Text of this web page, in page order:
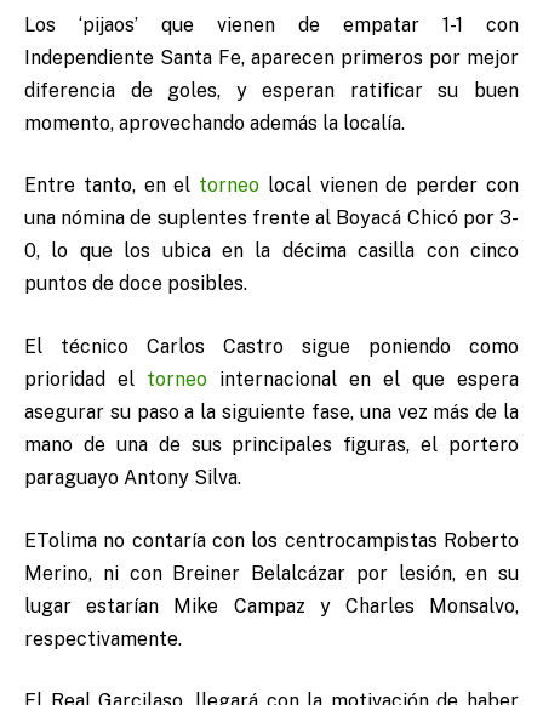
Los ‘pijaos’ que vienen de empatar 1-1 con
Independiente Santa Fe, aparecen primeros por mejor
diferencia de goles, y esperan ratificar su buen
momento, aprovechando además la localía.
Entre tanto, en el torneo local vienen de perder con
una nómina de suplentes frente al Boyacá Chicó por 3-
0, lo que los ubica en la décima casilla con cinco
puntos de doce posibles.
El técnico Carlos Castro sigue poniendo como
prioridad el torneo internacional en el que espera
asegurar su paso a la siguiente fase, una vez más de la
mano de una de sus principales figuras, el portero
paraguayo Antony Silva.
ETolima no contaría con los centrocampistas Roberto
Merino, ni con Breiner Belalcázar por lesión, en su
lugar estarían Mike Campaz y Charles Monsalvo,
respectivamente.